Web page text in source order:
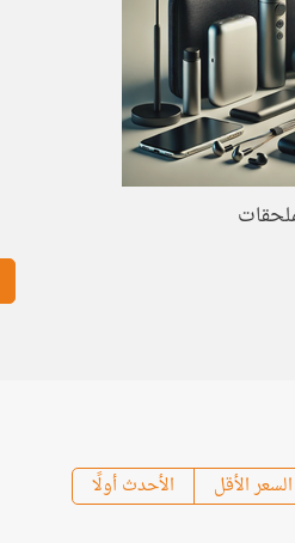
السعر الأقل الأحدث أولًا